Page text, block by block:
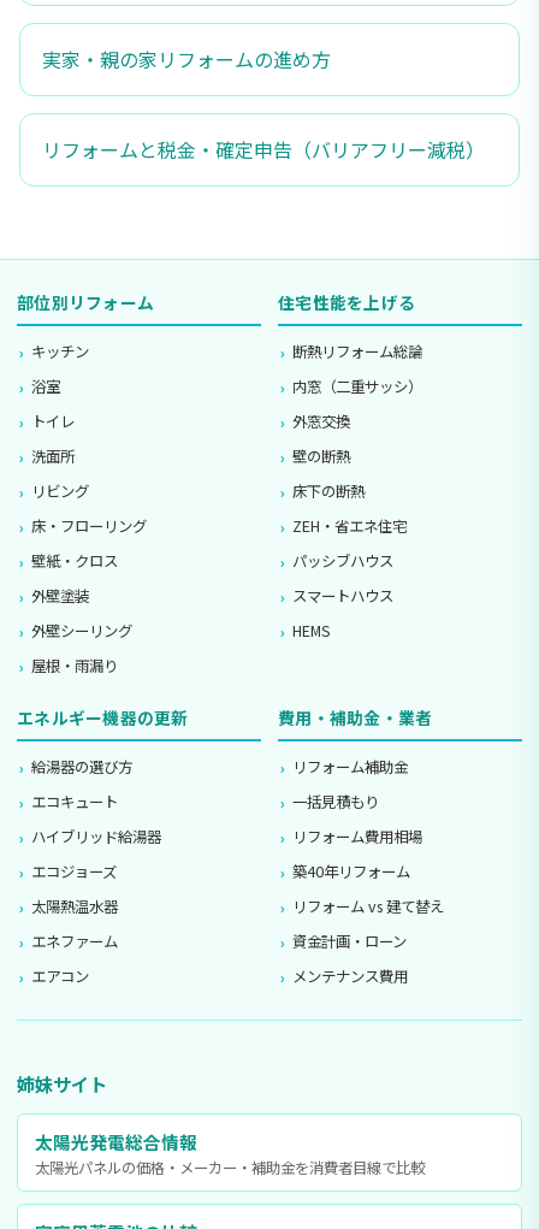
実家・親の家リフォームの進め方
リフォームと税金・確定申告（バリアフリー減税）
部位別リフォーム
キッチン
浴室
トイレ
洗面所
リビング
床・フローリング
壁紙・クロス
外壁塗装
外壁シーリング
屋根・雨漏り
住宅性能を上げる
断熱リフォーム総論
内窓（二重サッシ）
外窓交換
壁の断熱
床下の断熱
ZEH・省エネ住宅
パッシブハウス
スマートハウス
HEMS
エネルギー機器の更新
給湯器の選び方
エコキュート
ハイブリッド給湯器
エコジョーズ
太陽熱温水器
エネファーム
エアコン
費用・補助金・業者
リフォーム補助金
一括見積もり
リフォーム費用相場
築40年リフォーム
リフォーム vs 建て替え
資金計画・ローン
メンテナンス費用
姉妹サイト
太陽光発電総合情報
太陽光パネルの価格・メーカー・補助金を消費者目線で比較